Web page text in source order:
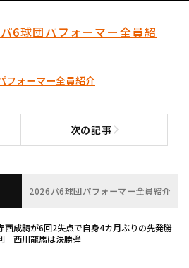
6球団パフォーマー全員紹
フォーマー全員紹介
次の記事次の記事へ
2026パ6球団パフォーマー全員紹介
西成騎が6回2失点で自身4カ月ぶりの先発勝
西川龍馬は決勝弾